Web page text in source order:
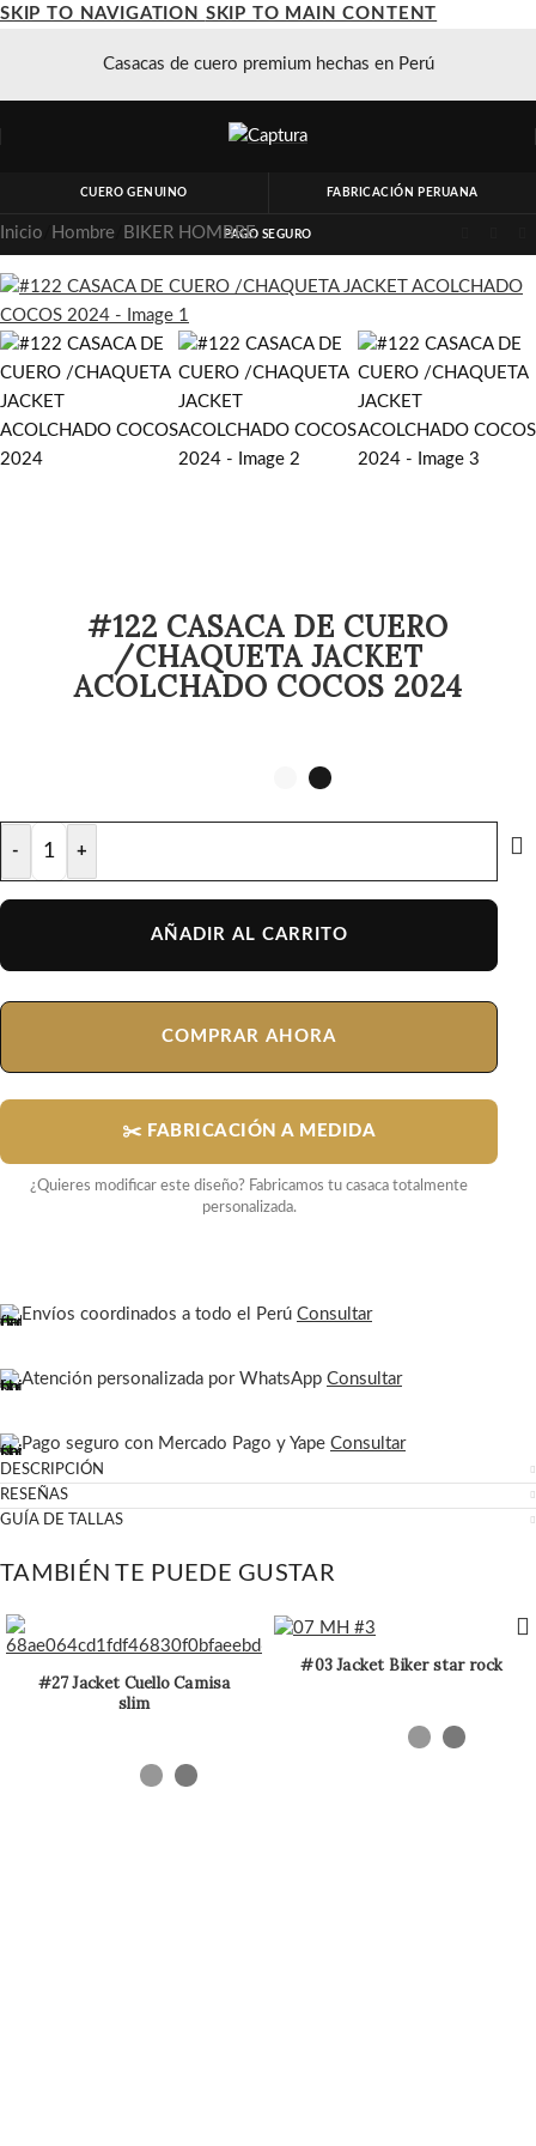
SKIP TO NAVIGATION SKIP TO MAIN CONTENT
Casacas de cuero premium hechas en Perú
CUERO GENUINO FABRICACIÓN PERUANA
PAGO SEGURO
Inicio Hombre BIKER HOMBRE
#122 CASACA DE CUERO
/CHAQUETA JACKET
ACOLCHADO COCOS 2024
- +
AÑADIR AL CARRITO
COMPRAR AHORA
✂️ FABRICACIÓN A MEDIDA
¿Quieres modificar este diseño? Fabricamos tu casaca totalmente
personalizada.
Envíos coordinados a todo el Perú Consultar
Atención personalizada por WhatsApp Consultar
Pago seguro con Mercado Pago y Yape Consultar
DESCRIPCIÓN
RESEÑAS
GUÍA DE TALLAS
TAMBIÉN TE PUEDE GUSTAR
#27 Jacket Cuello Camisa
slim
#03 Jacket Biker star rock